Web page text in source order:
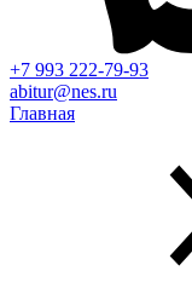
+7 993 222-79-93
abitur@nes.ru
Главная